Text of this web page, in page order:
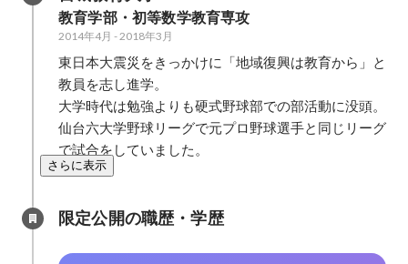
教育学部・初等数学教育専攻
2014年4月 -2018年3月
東日本大震災をきっかけに「地域復興は教育から」と
教員を志し進学。
大学時代は勉強よりも硬式野球部での部活動に没頭。
仙台六大学野球リーグで元プロ野球選手と同じリーグ
で試合をしていました。
さらに表示
限定公開の職歴・学歴